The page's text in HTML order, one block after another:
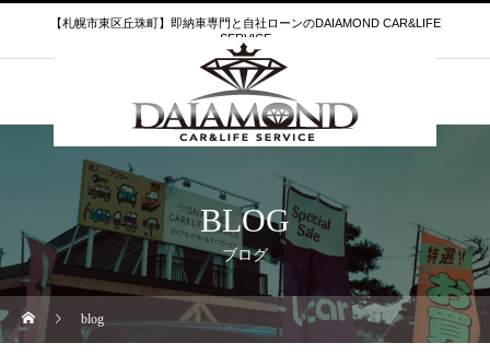
【札幌市東区丘珠町】即納車専門と自社ローンのDAIAMOND CAR&LIFE
SERVICE
BLOG
ブログ
blog